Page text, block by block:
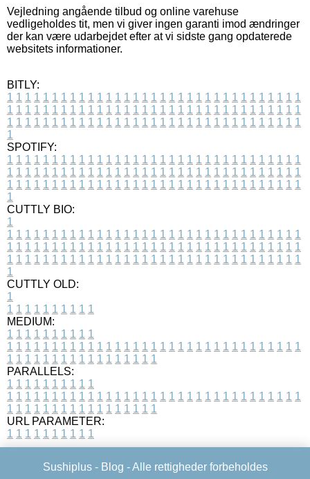
Vejledning angående tilbud og online varehuse
vedligeholdes tit, men vi giver ingen garanti imod ændringer
der kan være udarbejdet efter at vi sidste gang opdaterede
websitets informationer.
BITLY:
1 1 1 1 1 1 1 1 1 1 1 1 1 1 1 1 1 1 1 1 1 1 1 1 1 1 1 1 1 1 1 1 1
1 1 1 1 1 1 1 1 1 1 1 1 1 1 1 1 1 1 1 1 1 1 1 1 1 1 1 1 1 1 1 1 1
1 1 1 1 1 1 1 1 1 1 1 1 1 1 1 1 1 1 1 1 1 1 1 1 1 1 1 1 1 1 1 1 1
1
SPOTIFY:
1 1 1 1 1 1 1 1 1 1 1 1 1 1 1 1 1 1 1 1 1 1 1 1 1 1 1 1 1 1 1 1 1
1 1 1 1 1 1 1 1 1 1 1 1 1 1 1 1 1 1 1 1 1 1 1 1 1 1 1 1 1 1 1 1 1
1 1 1 1 1 1 1 1 1 1 1 1 1 1 1 1 1 1 1 1 1 1 1 1 1 1 1 1 1 1 1 1 1
1
CUTTLY BIO:
1
1 1 1 1 1 1 1 1 1 1 1 1 1 1 1 1 1 1 1 1 1 1 1 1 1 1 1 1 1 1 1 1 1
1 1 1 1 1 1 1 1 1 1 1 1 1 1 1 1 1 1 1 1 1 1 1 1 1 1 1 1 1 1 1 1 1
1 1 1 1 1 1 1 1 1 1 1 1 1 1 1 1 1 1 1 1 1 1 1 1 1 1 1 1 1 1 1 1 1
1
CUTTLY OLD:
1
1 1 1 1 1 1 1 1 1 1
MEDIUM:
1 1 1 1 1 1 1 1 1 1
1 1 1 1 1 1 1 1 1 1 1 1 1 1 1 1 1 1 1 1 1 1 1 1 1 1 1 1 1 1 1 1 1
1 1 1 1 1 1 1 1 1 1 1 1 1 1 1 1 1
PARALLELS:
1 1 1 1 1 1 1 1 1 1
1 1 1 1 1 1 1 1 1 1 1 1 1 1 1 1 1 1 1 1 1 1 1 1 1 1 1 1 1 1 1 1 1
1 1 1 1 1 1 1 1 1 1 1 1 1 1 1 1 1
URL PARAMETER:
1 1 1 1 1 1 1 1 1 1
Sushiplus - Blog - Alle rettigheder forbeholdes